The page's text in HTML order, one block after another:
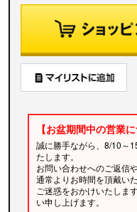
【お盆期間中の営業に
誠に勝手ながら、8/10～
たします。
お問い合わせへのご返信
通常よりお時間を頂戴いた
ご迷惑をおかけいたしま
い申し上げます。